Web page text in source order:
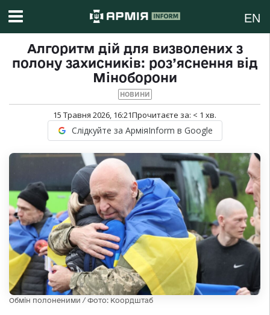
EN
Алгоритм дій для визволених з
полону захисників: роз’яснення від
Міноборони
НОВИНИ
15 Травня 2026, 16:21Прочитаєте за: < 1 хв.
Слідкуйте за АрміяInform в Google
Обмін полоненими / Фото: Коордштаб